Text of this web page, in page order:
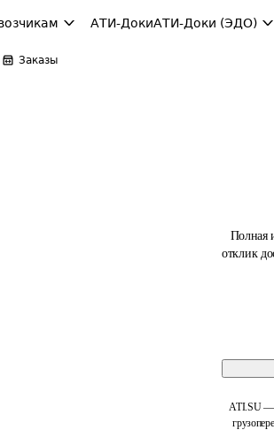
АТИ-ДокиАТИ-Доки (ЭДО)
Заказы
Полная
отклик
ATI.SU —